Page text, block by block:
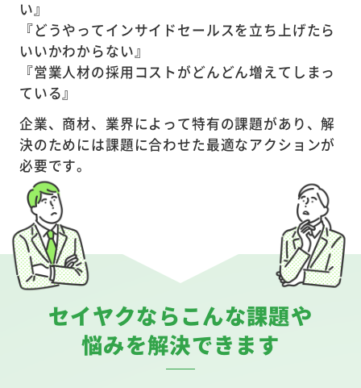
い』
『どうやってインサイドセールスを立ち上げたら
いいかわからない』
『営業人材の採用コストがどんどん増えてしまっ
ている』
企業、商材、業界によって特有の課題があり、解
決のためには課題に合わせた最適なアクションが
必要です。
セイヤクならこんな課題や
悩みを解決できます